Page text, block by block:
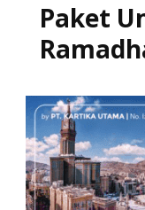
Paket